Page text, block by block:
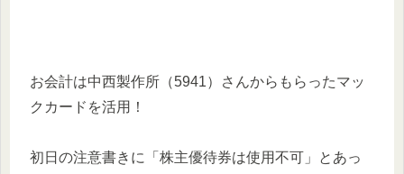
お会計は中西製作所（5941）さんからもらったマッ
クカードを活用！
初日の注意書きに「株主優待券は使用不可」とあっ